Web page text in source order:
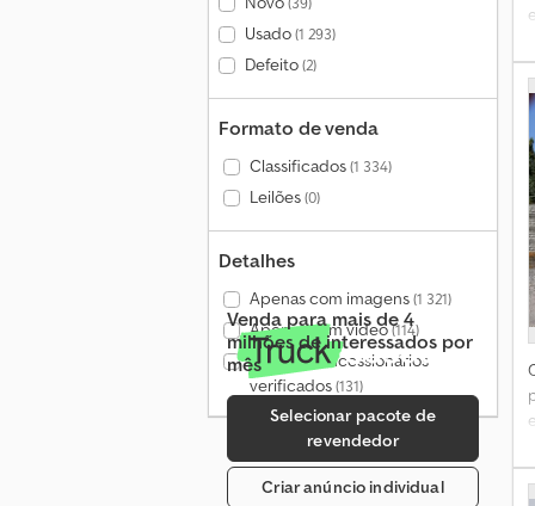
Usado(1 293)
Defeito(2)
Formato de venda
Classificados(1 334)
Leilões(0)
Detalhes
Apenas com imagens(1 321)
Apenas com vídeo(114)
Apenas concessionários
verificados(131)
Venda para mais de 4
milhões de interessados por
mês
Selecionar pacote de
revendedor
Criar anúncio individual